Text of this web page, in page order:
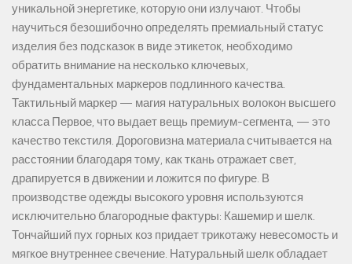
уникальной энергетике, которую они излучают. Чтобы
научиться безошибочно определять премиальный статус
изделия без подсказок в виде этикеток, необходимо
обратить внимание на несколько ключевых,
фундаментальных маркеров подлинного качества.
Тактильный маркер — магия натуральных волокон высшего
класса Первое, что выдает вещь премиум-сегмента, — это
качество текстиля. Дороговизна материала считывается на
расстоянии благодаря тому, как ткань отражает свет,
драпируется в движении и ложится по фигуре. В
производстве одежды высокого уровня используются
исключительно благородные фактуры: Кашемир и шелк.
Тончайший пух горных коз придает трикотажу невесомость и
мягкое внутреннее свечение. Натуральный шелк обладает